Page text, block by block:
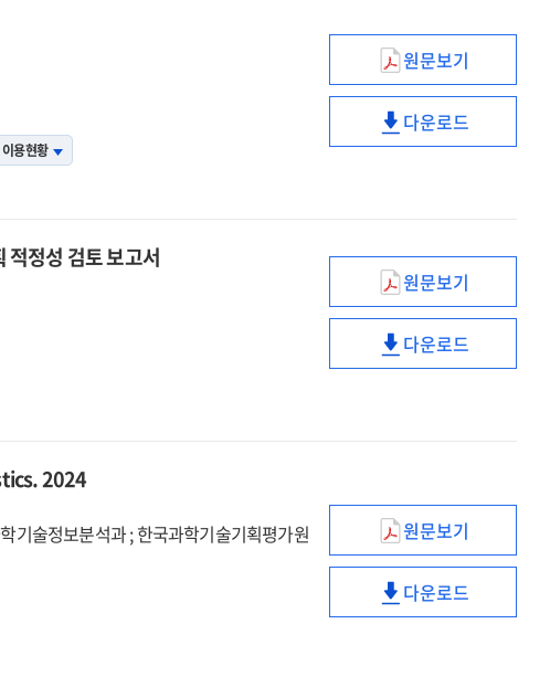
우리나라
연구개발활동
이용현황
(2023)
국가연구개발사
성과분석보고서
원문보기
(2023)
다운로드
정성 검토 보고서
이공계
대학원
학생인건비
지원
검토
보고서
원문보기
이공계
사업계획
적정성
검토
보고서
다운로드
2024
기술정보분석과 ; 한국과학기술기획평가원
과학기술
통계백서
=
Science
원문보기
과학기술
다운로드